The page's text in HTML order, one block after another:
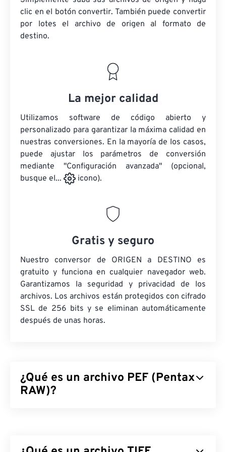
clic en el botón convertir. También puede convertir
por lotes el archivo de origen al formato de
destino.
La mejor calidad
Utilizamos software de código abierto y
personalizado para garantizar la máxima calidad en
nuestras conversiones. En la mayoría de los casos,
puede ajustar los parámetros de conversión
mediante "Configuración avanzada" (opcional,
busque el...
icono).
Gratis y seguro
Nuestro conversor de ORIGEN a DESTINO es
gratuito y funciona en cualquier navegador web.
Garantizamos la seguridad y privacidad de los
archivos. Los archivos están protegidos con cifrado
SSL de 256 bits y se eliminan automáticamente
después de unas horas.
¿Qué es un archivo PEF (Pentax
RAW)?